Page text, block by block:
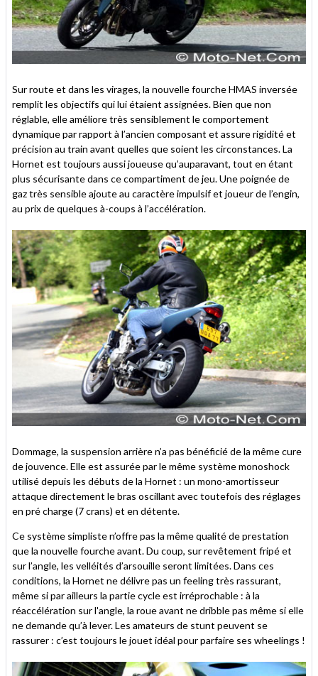
Sur route et dans les virages, la nouvelle fourche HMAS inversée
remplit les objectifs qui lui étaient assignées. Bien que non
réglable, elle améliore très sensiblement le comportement
dynamique par rapport à l’ancien composant et assure rigidité et
précision au train avant quelles que soient les circonstances. La
Hornet est toujours aussi joueuse qu’auparavant, tout en étant
plus sécurisante dans ce compartiment de jeu. Une poignée de
gaz très sensible ajoute au caractère impulsif et joueur de l’engin,
au prix de quelques à-coups à l’accélération.
Dommage, la suspension arrière n’a pas bénéficié de la même cure
de jouvence. Elle est assurée par le même système monoshock
utilisé depuis les débuts de la Hornet : un mono-amortisseur
attaque directement le bras oscillant avec toutefois des réglages
en pré charge (7 crans) et en détente.
Ce système simpliste n’offre pas la même qualité de prestation
que la nouvelle fourche avant. Du coup, sur revêtement fripé et
sur l’angle, les velléités d’arsouille seront limitées. Dans ces
conditions, la Hornet ne délivre pas un feeling très rassurant,
même si par ailleurs la partie cycle est irréprochable : à la
réaccélération sur l'angle, la roue avant ne dribble pas même si elle
ne demande qu’à lever. Les amateurs de stunt peuvent se
rassurer : c’est toujours le jouet idéal pour parfaire ses wheelings !